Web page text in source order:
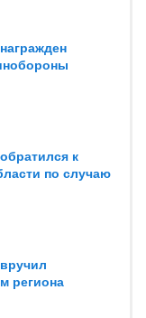
к
по случаю
региона